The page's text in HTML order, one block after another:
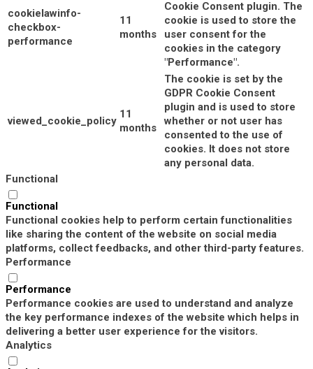
cookielawinfo-
checkbox-
performance
11
months
Cookie Consent plugin. The
cookie is used to store the
user consent for the
cookies in the category
"Performance".
viewed_cookie_policy
11
months
The cookie is set by the
GDPR Cookie Consent
plugin and is used to store
whether or not user has
consented to the use of
cookies. It does not store
any personal data.
Functional
Functional
Functional cookies help to perform certain functionalities
like sharing the content of the website on social media
platforms, collect feedbacks, and other third-party features.
Performance
Performance
Performance cookies are used to understand and analyze
the key performance indexes of the website which helps in
delivering a better user experience for the visitors.
Analytics